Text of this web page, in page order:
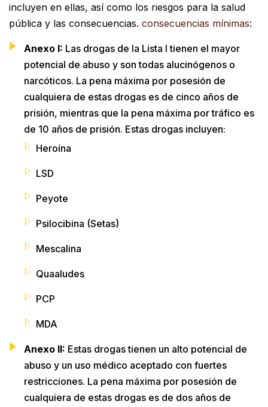
incluyen en ellas, así como los riesgos para la salud
pública y las consecuencias. consecuencias mínimas:
Anexo I: Las drogas de la Lista I tienen el mayor
potencial de abuso y son todas alucinógenos o
narcóticos. La pena máxima por posesión de
cualquiera de estas drogas es de cinco años de
prisión, mientras que la pena máxima por tráfico es
de 10 años de prisión. Estas drogas incluyen:
Heroína
LSD
Peyote
Psilocibina (Setas)
Mescalina
Quaaludes
PCP
MDA
Anexo II: Estas drogas tienen un alto potencial de
abuso y un uso médico aceptado con fuertes
restricciones. La pena máxima por posesión de
cualquiera de estas drogas es de dos años de